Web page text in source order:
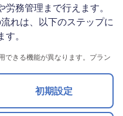
務管理まで行えます。
れは、以下のステップに
。
できる機能が異なります。プラン
初期設定